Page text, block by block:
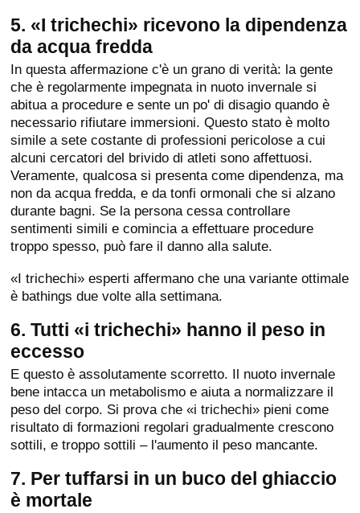
5. «I trichechi» ricevono la dipendenza
da acqua fredda
In questa affermazione c'è un grano di verità: la gente
che è regolarmente impegnata in nuoto invernale si
abitua a procedure e sente un po' di disagio quando è
necessario rifiutare immersioni. Questo stato è molto
simile a sete costante di professioni pericolose a cui
alcuni cercatori del brivido di atleti sono affettuosi.
Veramente, qualcosa si presenta come dipendenza, ma
non da acqua fredda, e da tonfi ormonali che si alzano
durante bagni. Se la persona cessa controllare
sentimenti simili e comincia a effettuare procedure
troppo spesso, può fare il danno alla salute.
«I trichechi» esperti affermano che una variante ottimale
è bathings due volte alla settimana.
6. Tutti «i trichechi» hanno il peso in
eccesso
E questo è assolutamente scorretto. Il nuoto invernale
bene intacca un metabolismo e aiuta a normalizzare il
peso del corpo. Si prova che «i trichechi» pieni come
risultato di formazioni regolari gradualmente crescono
sottili, e troppo sottili – l'aumento il peso mancante.
7. Per tuffarsi in un buco del ghiaccio
è mortale